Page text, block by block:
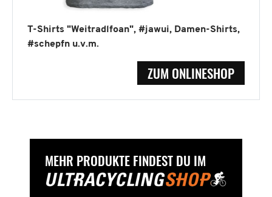
T-Shirts "Weitradlfoan", #jawui, Damen-Shirts,
#schepfn u.v.m.
ZUM ONLINESHOP
MEHR PRODUKTE FINDEST DU IM